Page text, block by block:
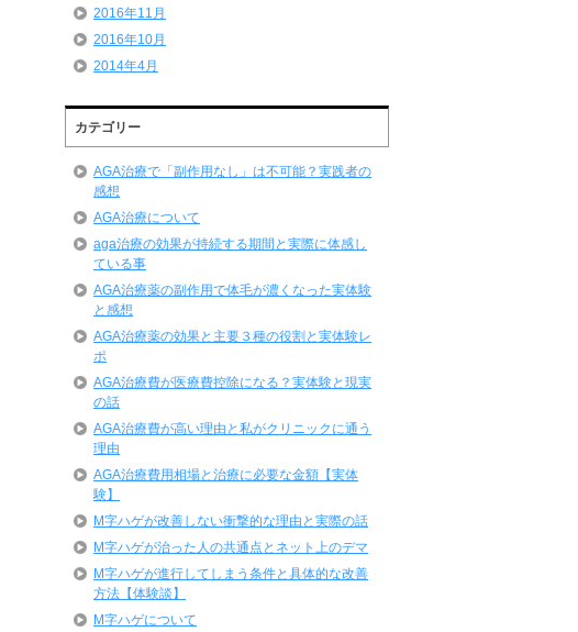
2016年11月
2016年10月
2014年4月
カテゴリー
AGA治療で「副作用なし」は不可能？実践者の
感想
AGA治療について
aga治療の効果が持続する期間と実際に体感し
ている事
AGA治療薬の副作用で体毛が濃くなった実体験
と感想
AGA治療薬の効果と主要３種の役割と実体験レ
ポ
AGA治療費が医療費控除になる？実体験と現実
の話
AGA治療費が高い理由と私がクリニックに通う
理由
AGA治療費用相場と治療に必要な金額【実体
験】
M字ハゲが改善しない衝撃的な理由と実際の話
M字ハゲが治った人の共通点とネット上のデマ
M字ハゲが進行してしまう条件と具体的な改善
方法【体験談】
M字ハゲについて